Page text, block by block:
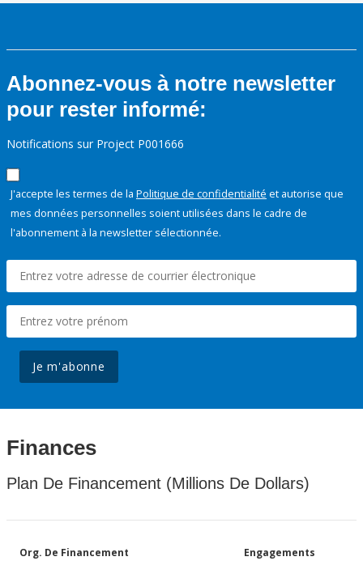
Abonnez-vous à notre newsletter
pour rester informé:
Notifications sur Project P001666
J'accepte les termes de la Politique de confidentialité et autorise que
mes données personnelles soient utilisées dans le cadre de
l'abonnement à la newsletter sélectionnée.
Je m'abonne
Finances
Plan De Financement (Millions De Dollars)
Org. De Financement Engagements